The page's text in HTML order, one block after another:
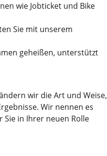
wie Jobticket und Bike
Sie mit unserem
geheißen, unterstützt
wir die Art und Weise,
Wir nennen es
Sie in Ihrer neuen Rolle